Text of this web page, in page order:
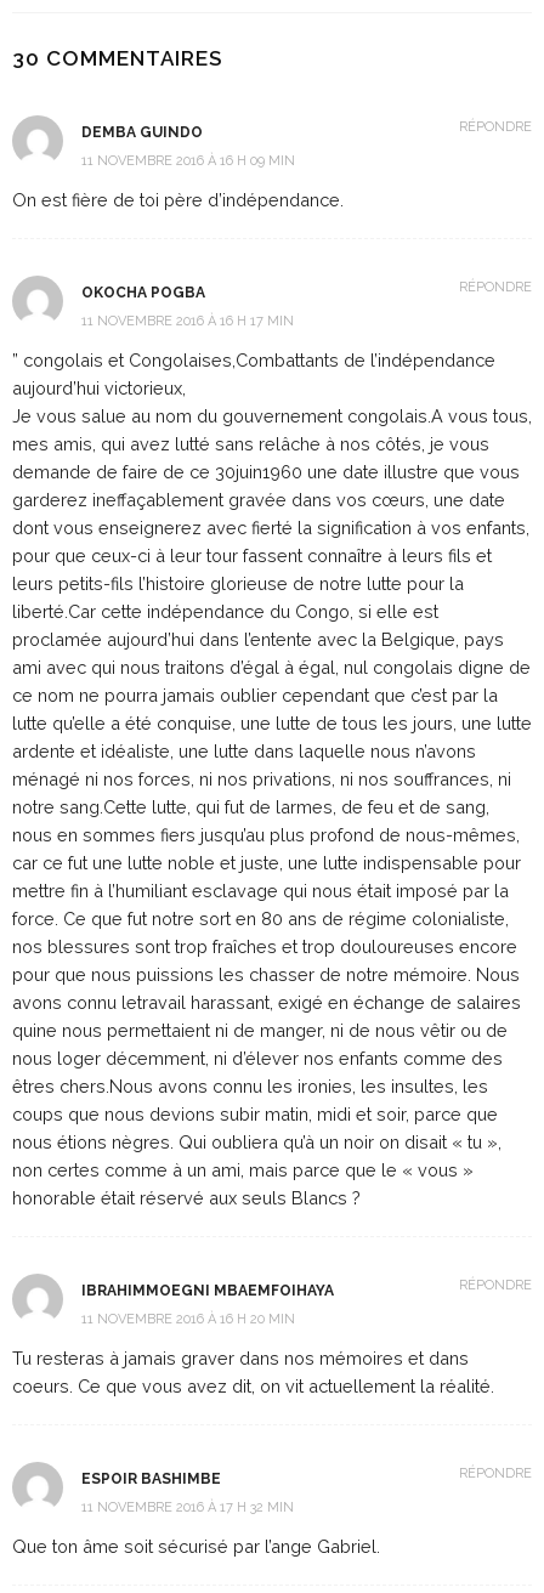
30 COMMENTAIRES
DEMBA GUINDO
11 NOVEMBRE 2016 À 16 H 09 MIN
On est fière de toi père d’indépendance.
RÉPONDRE
OKOCHA POGBA
11 NOVEMBRE 2016 À 16 H 17 MIN
” congolais et Congolaises,Combattants de l’indépendance
aujourd’hui victorieux,
Je vous salue au nom du gouvernement congolais.A vous tous,
mes amis, qui avez lutté sans relâche à nos côtés, je vous
demande de faire de ce 30juin1960 une date illustre que vous
garderez ineffaçablement gravée dans vos cœurs, une date
dont vous enseignerez avec fierté la signification à vos enfants,
pour que ceux-ci à leur tour fassent connaître à leurs fils et
leurs petits-fils l’histoire glorieuse de notre lutte pour la
liberté.Car cette indépendance du Congo, si elle est
proclamée aujourd’hui dans l’entente avec la Belgique, pays
ami avec qui nous traitons d’égal à égal, nul congolais digne de
ce nom ne pourra jamais oublier cependant que c’est par la
lutte qu’elle a été conquise, une lutte de tous les jours, une lutte
ardente et idéaliste, une lutte dans laquelle nous n’avons
ménagé ni nos forces, ni nos privations, ni nos souffrances, ni
notre sang.Cette lutte, qui fut de larmes, de feu et de sang,
nous en sommes fiers jusqu’au plus profond de nous-mêmes,
car ce fut une lutte noble et juste, une lutte indispensable pour
mettre fin à l’humiliant esclavage qui nous était imposé par la
force. Ce que fut notre sort en 80 ans de régime colonialiste,
nos blessures sont trop fraîches et trop douloureuses encore
pour que nous puissions les chasser de notre mémoire. Nous
avons connu letravail harassant, exigé en échange de salaires
quine nous permettaient ni de manger, ni de nous vêtir ou de
nous loger décemment, ni d’élever nos enfants comme des
êtres chers.Nous avons connu les ironies, les insultes, les
coups que nous devions subir matin, midi et soir, parce que
nous étions nègres. Qui oubliera qu’à un noir on disait « tu »,
non certes comme à un ami, mais parce que le « vous »
honorable était réservé aux seuls Blancs ?
RÉPONDRE
IBRAHIMMOEGNI MBAEMFOIHAYA
11 NOVEMBRE 2016 À 16 H 20 MIN
Tu resteras à jamais graver dans nos mémoires et dans
coeurs. Ce que vous avez dit, on vit actuellement la réalité.
RÉPONDRE
ESPOIR BASHIMBE
11 NOVEMBRE 2016 À 17 H 32 MIN
Que ton âme soit sécurisé par l’ange Gabriel.
RÉPONDRE